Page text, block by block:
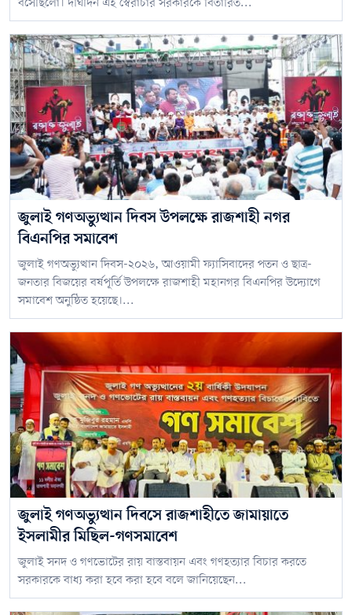
বসেছিলো। দীর্ঘদিন এই স্বৈরাচার সরকারকে বিতারিত...
জুলাই গণঅভ্যুত্থান দিবস উপলক্ষে রাজশাহী নগর
বিএনপির সমাবেশ
জুলাই গণঅভ্যুত্থান দিবস-২০২৬, আওয়ামী ফ্যাসিবাদের পতন ও ছাত্র-
জনতার বিজয়ের বর্ষপূর্তি উপলক্ষে রাজশাহী মহানগর বিএনপির উদ্যোগে
সমাবেশ অনুষ্ঠিত হয়েছে।...
জুলাই গণঅভ্যুত্থান দিবসে রাজশাহীতে জামায়াতে
ইসলামীর মিছিল-গণসমাবেশ
জুলাই সনদ ও গণভোটের রায় বাস্তবায়ন এবং গণহত্যার বিচার করতে
সরকারকে বাধ্য করা হবে করা হবে বলে জানিয়েছেন...